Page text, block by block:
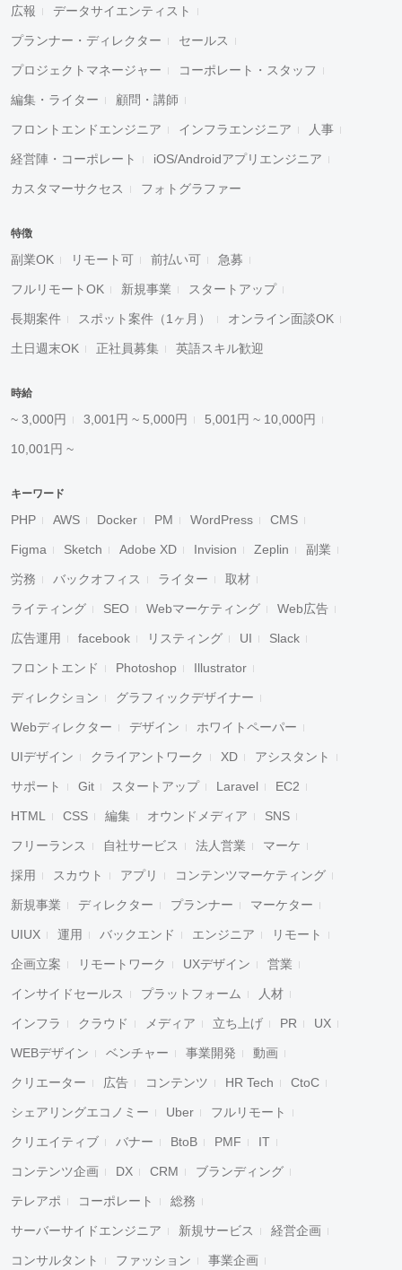
広報 データサイエンティスト
プランナー・ディレクター セールス
プロジェクトマネージャー コーポレート・スタッフ
編集・ライター 顧問・講師
フロントエンドエンジニア インフラエンジニア 人事
経営陣・コーポレート iOS/Androidアプリエンジニア
カスタマーサクセス フォトグラファー
特徴
副業OK リモート可 前払い可 急募
フルリモートOK 新規事業 スタートアップ
長期案件 スポット案件（1ヶ月） オンライン面談OK
土日週末OK 正社員募集 英語スキル歓迎
時給
~ 3,000円 3,001円 ~ 5,000円 5,001円 ~ 10,000円
10,001円 ~
キーワード
PHP AWS Docker PM WordPress CMS
Figma Sketch Adobe XD Invision Zeplin 副業
労務 バックオフィス ライター 取材
ライティング SEO Webマーケティング Web広告
広告運用 facebook リスティング UI Slack
フロントエンド Photoshop Illustrator
ディレクション グラフィックデザイナー
Webディレクター デザイン ホワイトペーパー
UIデザイン クライアントワーク XD アシスタント
サポート Git スタートアップ Laravel EC2
HTML CSS 編集 オウンドメディア SNS
フリーランス 自社サービス 法人営業 マーケ
採用 スカウト アプリ コンテンツマーケティング
新規事業 ディレクター プランナー マーケター
UIUX 運用 バックエンド エンジニア リモート
企画立案 リモートワーク UXデザイン 営業
インサイドセールス プラットフォーム 人材
インフラ クラウド メディア 立ち上げ PR UX
WEBデザイン ベンチャー 事業開発 動画
クリエーター 広告 コンテンツ HR Tech CtoC
シェアリングエコノミー Uber フルリモート
クリエイティブ バナー BtoB PMF IT
コンテンツ企画 DX CRM ブランディング
テレアポ コーポレート 総務
サーバーサイドエンジニア 新規サービス 経営企画
コンサルタント ファッション 事業企画